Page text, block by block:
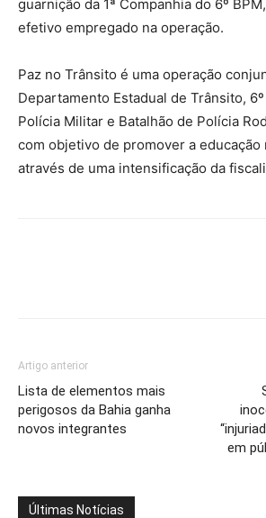
guarnição da 1ª Companhia do 6º
efetivo empregado na operação.
Paz no Trânsito é uma operação
Departamento Estadual de Trânsito,
Polícia Militar e Batalhão de Polícia
com objetivo de promover a educação
através de uma intensificação da
Artigo anterior
Lista de elementos mais
perigosos da Bahia ganha
novos integrantes
em
Últimas Notícias